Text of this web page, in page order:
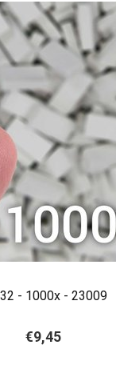
- 1000x - 23009
€9,45